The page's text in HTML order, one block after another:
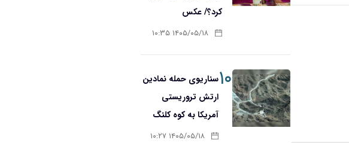
کرد؟/ عکس
۱۴۰۵/۰۵/۱۸ ۱۰:۳۵
۱۰سناریوی حمله نمادین
ارتش تروریستی
آمریکا به کوه کلنگ
۱۴۰۵/۰۵/۱۸ ۱۰:۲۷